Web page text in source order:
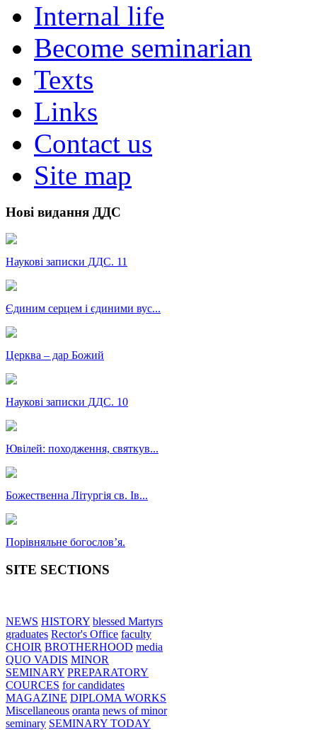
Internal life
Become seminarian
Texts
Links
Contact us
Site map
Нові видання ДДС
Наукові записки ДДС. 11
Єдиним серцем і єдиними вус...
Церква – дар Божий
Наукові записки ДДС. 10
Ювілей: походження, святкув...
Божественна Літургія св. Ів...
Порівняльне богословʼя.
SITE SECTIONS
NEWS HISTORY blessed Martyrs
graduates Rector's Office faculty
CHOIR BROTHERHOOD media
QUO VADIS MINOR
SEMINARY PREPARATORY
COURCES for candidates
MAGAZINE DIPLOMA WORKS
Miscellaneous oranta news of minor
seminary SEMINARY TODAY